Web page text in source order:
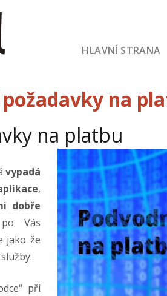
HLAVNÍ STRANA
požadavky na
na platbu
vypadá
,
dobře
Vás
jako že
při